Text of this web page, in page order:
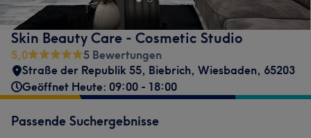
Skin Beauty Care - Cosmetic Studio
5,0
5 Bewertungen
Straße der Republik 55, Biebrich, Wiesbaden, 65203
Geöffnet Heute: 09:00 - 18:00
Passende Suchergebnisse